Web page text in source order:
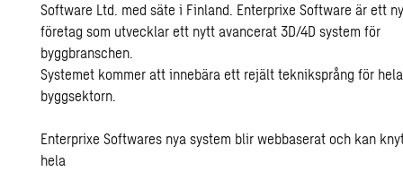
Software Ltd. med säte i Finland. Enterprixe Software är ett
företag som utvecklar ett nytt avancerat 3D/4D system för
byggbranschen.
Systemet kommer att innebära ett rejält tekniksprång för hela
byggsektorn.
Enterprixe Softwares nya system blir webbaserat och kan
hela